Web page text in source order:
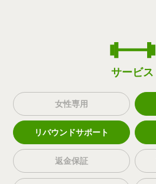
サービス
女性専用
リバウンドサポート
返金保証